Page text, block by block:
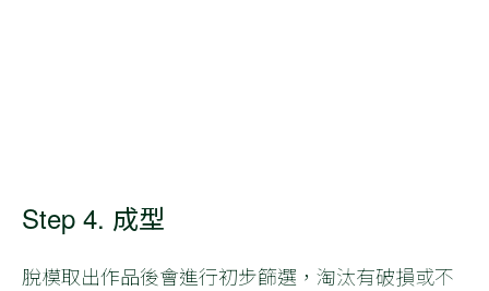
Step 4. 成型
脫模取出作品後會進行初步篩選，淘汰有破損或不